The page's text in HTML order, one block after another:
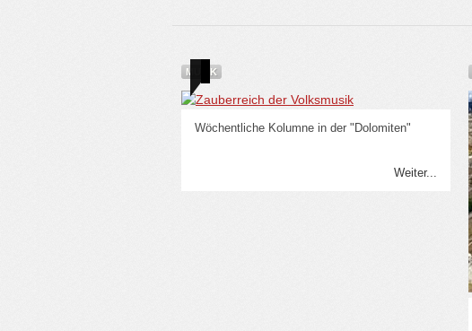
MUSIK
Wöchentliche Kolumne in der "Dolomiten"
Weiter...